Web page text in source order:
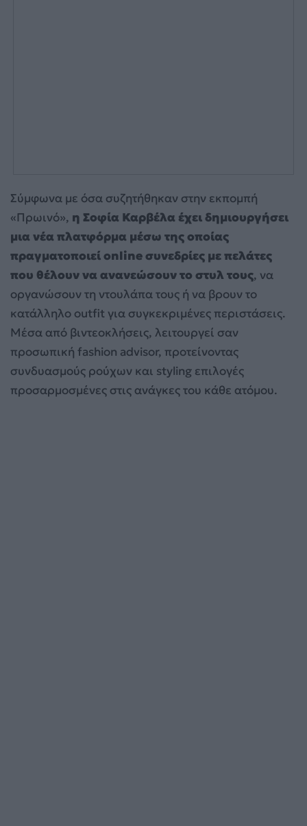
Σύμφωνα με όσα συζητήθηκαν στην εκπομπή
«Πρωινό», η Σοφία Καρβέλα έχει δημιουργήσει
μια νέα πλατφόρμα μέσω της οποίας
πραγματοποιεί online συνεδρίες με πελάτες
που θέλουν να ανανεώσουν το στυλ τους, να
οργανώσουν τη ντουλάπα τους ή να βρουν το
κατάλληλο outfit για συγκεκριμένες περιστάσεις.
Μέσα από βιντεοκλήσεις, λειτουργεί σαν
προσωπική fashion advisor, προτείνοντας
συνδυασμούς ρούχων και styling επιλογές
προσαρμοσμένες στις ανάγκες του κάθε ατόμου.